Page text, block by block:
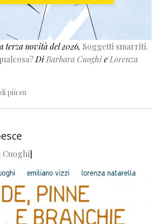
terza novità del 2026, Soggetti smarriti.
Di Barbara Cuoghie Lorenza
più su
Cuoghi]